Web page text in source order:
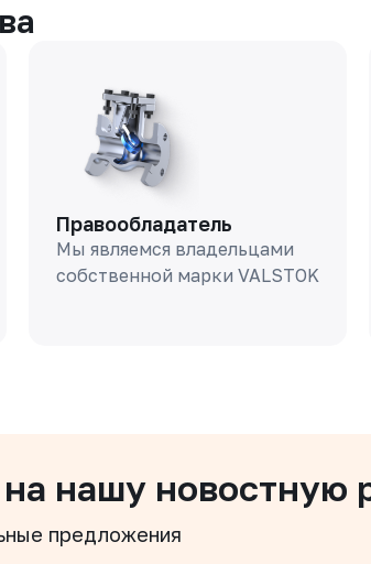
Правообладатель
Мы являемся владельцами
собственной марки VALSTOK
нашу новостную
предложения